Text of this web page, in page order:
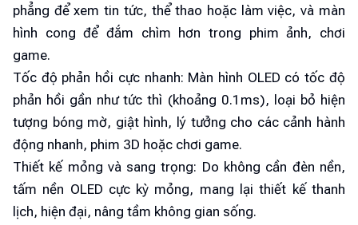
phẳng để xem tin tức, thể thao hoặc làm việc, và màn
hình cong để đắm chìm hơn trong phim ảnh, chơi
game.
Tốc độ phản hồi cực nhanh: Màn hình OLED có tốc độ
phản hồi gần như tức thì (khoảng 0.1ms), loại bỏ hiện
tượng bóng mờ, giật hình, lý tưởng cho các cảnh hành
động nhanh, phim 3D hoặc chơi game.
Thiết kế mỏng và sang trọng: Do không cần đèn nền,
tấm nền OLED cực kỳ mỏng, mang lại thiết kế thanh
lịch, hiện đại, nâng tầm không gian sống.